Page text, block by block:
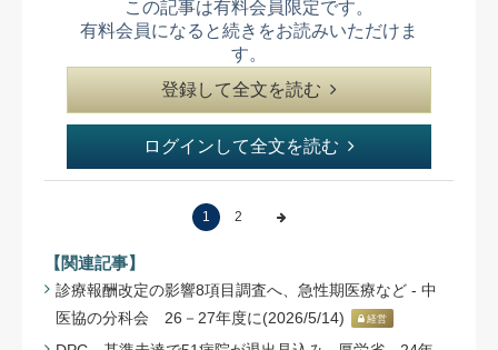
この記事は有料会員限定です。
有料会員になると続きをお読みいただけま
す。
登録して全文を読む
ログインして全文を読む
1 2
【関連記事】
診療報酬改定の影響8項目調査へ、急性期医療など - 中
医協の分科会 26－27年度に(2026/5/14)
経営